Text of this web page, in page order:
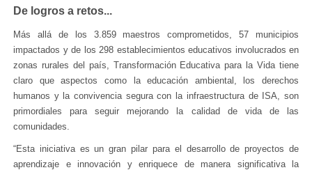
De logros a retos...
Más allá de los 3.859 maestros comprometidos, 57 municipios
impactados y de los 298 establecimientos educativos involucrados en
zonas rurales del país, Transformación Educativa para la Vida tiene
claro que aspectos como la educación ambiental, los derechos
humanos y la convivencia segura con la infraestructura de ISA, son
primordiales para seguir mejorando la calidad de vida de las
comunidades.
“Esta iniciativa es un gran pilar para el desarrollo de proyectos de
aprendizaje e innovación y enriquece de manera significativa la